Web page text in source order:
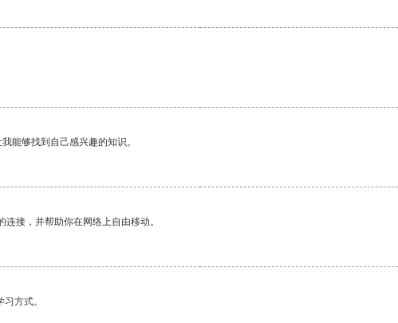
能够找到自己感兴趣的知识。
接，并帮助你在网络上自由移动。
方式。